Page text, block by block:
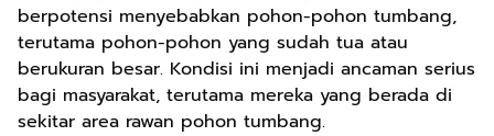
berpotensi menyebabkan pohon-pohon tumbang,
terutama pohon-pohon yang sudah tua atau
berukuran besar. Kondisi ini menjadi ancaman serius
bagi masyarakat, terutama mereka yang berada di
sekitar area rawan pohon tumbang.